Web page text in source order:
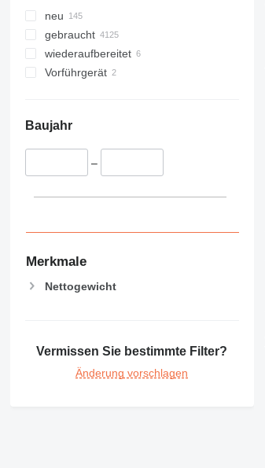
neu
gebraucht
wiederaufbereitet
Vorführgerät
Baujahr
–
Merkmale
Nettogewicht
Vermissen Sie bestimmte Filter?
Änderung vorschlagen